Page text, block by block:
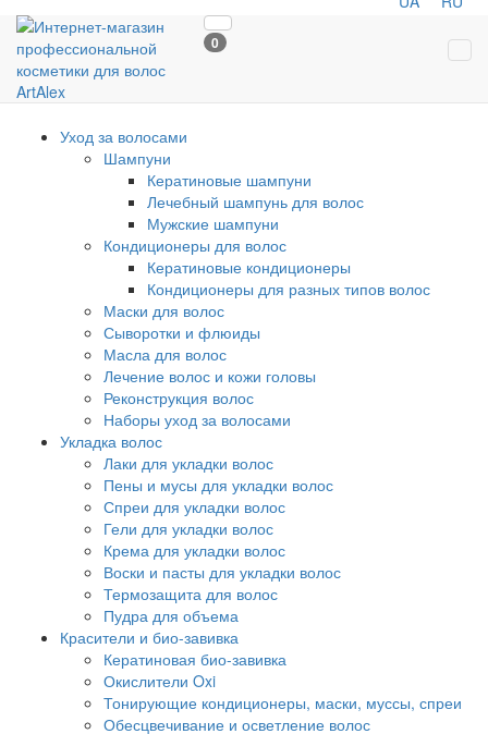
0
Уход за волосами
Шампуни
Кератиновые шампуни
Лечебный шампунь для волос
Мужские шампуни
Кондиционеры для волос
Кератиновые кондиционеры
Кондиционеры для разных типов волос
Маски для волос
Сыворотки и флюиды
Масла для волос
Лечение волос и кожи головы
Реконструкция волос
Наборы уход за волосами
Укладка волос
Лаки для укладки волос
Пены и мусы для укладки волос
Спреи для укладки волос
Гели для укладки волос
Крема для укладки волос
Воски и пасты для укладки волос
Термозащита для волос
Пудра для объема
Красители и био-завивка
Кератиновая био-завивка
Окислители Oxi
Тонирующие кондиционеры, маски, муссы, спреи
Обесцвечивание и осветление волос